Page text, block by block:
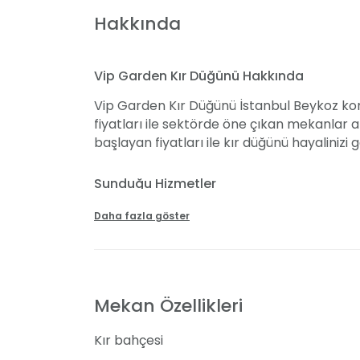
Hakkında
Vip Garden Kır Düğünü Hakkında
Vip Garden Kır Düğünü İstanbul Beykoz
fiyatları ile sektörde öne çıkan mekanlar
başlayan fiyatları ile kır düğünü hayalinizi
Sunduğu Hizmetler
Vip Garden Kır Düğünü mekanı
etkinlikler için mekanın organizasyon
Daha fazla göster
Mekan Özellikleri
Kır bahçesi